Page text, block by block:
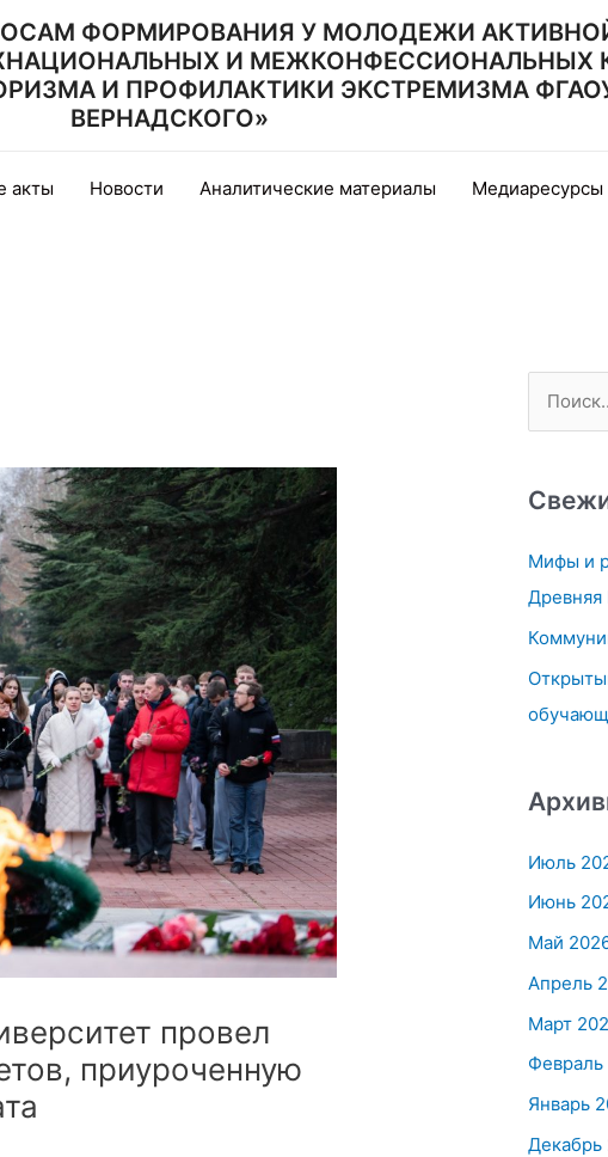
ФОРМИРОВАНИЯ У МОЛОДЕЖИ
И МЕЖКОНФЕССИОНАЛЬНЫХ
И ПРОФИЛАКТИКИ ЭКСТРЕМИЗМА
ВЕРНАДСКОГО»
акты Новости Аналитические материалы Медиаресурсы
провел
приуроченную
с
:Мифы и
Древняя
Июль
Июнь
Май
Апрель
Март
Февраль
Январь
Декабрь